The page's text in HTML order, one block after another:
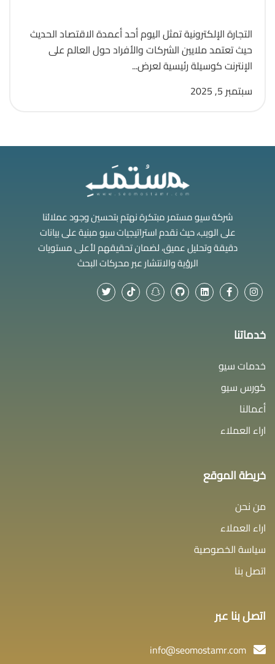
التجارة الإلكترونية تمثل اليوم أحد أعمدة الاقتصاد الحديث
حيث تعتمد ملايين الشركات والأفراد حول العالم على
الإنترنت كوسيلة رئيسية لعرض...
سبتمبر 5, 2025
شركة سيو مستمر مبتكرة نهتم بتحسين وجود عملائنا
على الويب، حيث نقدم استراتيجيات سيو مبنية على بيانات
دقيقة وتحليل عميق، لضمان تحقيقهم لأعلى مستويات
الرؤية والانتشار عبر محركات البحث
خدماتنا
خدمات سيو
كورس سيو
أعمالنا
اراء العملاء
خريطة الموقع
من نحن
اراء العملاء
سياسة الخصوصية
اتصل بنا
اتصل بنا عبر
info@seomostamr.com